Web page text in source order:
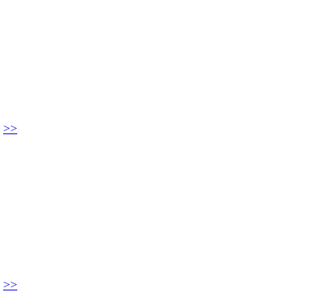
>>
>>